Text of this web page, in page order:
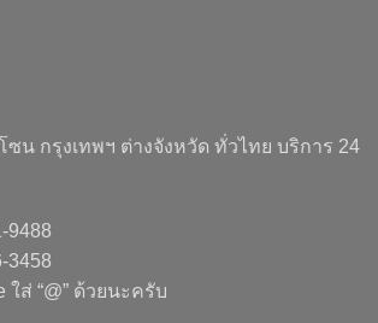
น กรุงเทพฯ ต่างจังหวัด ทั่วไทย บริการ 24
9488
3458
ใส่ “@” ด้วยนะครับ